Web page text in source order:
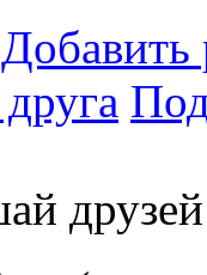
Добавить